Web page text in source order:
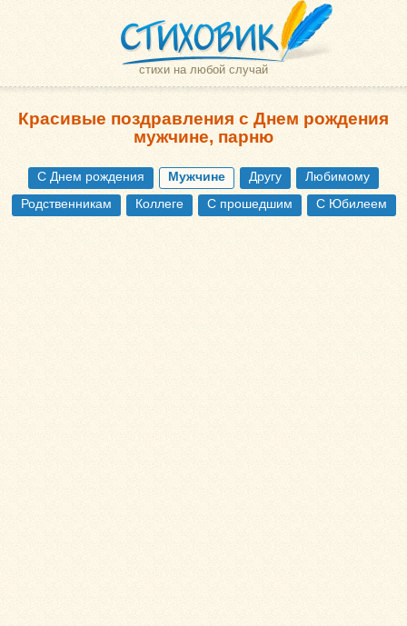
стихи на любой случай
Красивые поздравления с Днем рождения
мужчине, парню
С Днем рождения Мужчине Другу
Любимому
Родственникам
Коллеге С прошедшим С Юбилеем